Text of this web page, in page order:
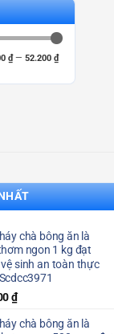
₫— 52.200 ₫
chà bông ăn là
ngon 1 kg đạt
sinh an toàn thực
₫
chà bông ăn là